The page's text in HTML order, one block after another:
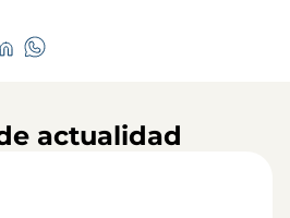
actualidad